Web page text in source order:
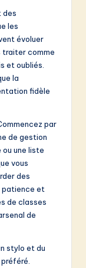
des
les
évoluer
traiter comme
et oubliés.
la
fidèle
par
de gestion
ou une liste
vous
des
patience et
de classes
de
stylo et du